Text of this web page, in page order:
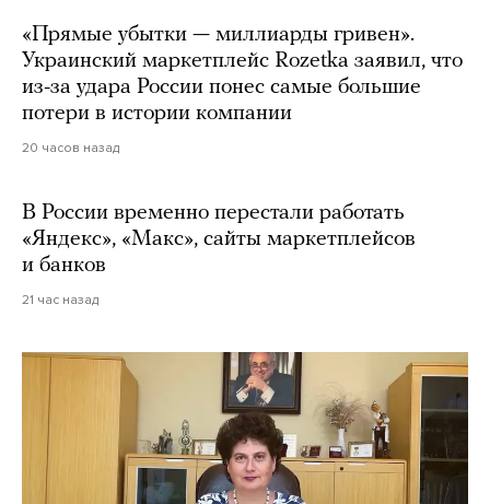
«Прямые убытки — миллиарды гривен».
Украинский маркетплейс Rozetka заявил, что
из-за удара России понес самые большие
потери в истории компании
20 часов назад
В России временно перестали работать
«Яндекс», «Макс», сайты маркетплейсов
и банков
21 час назад